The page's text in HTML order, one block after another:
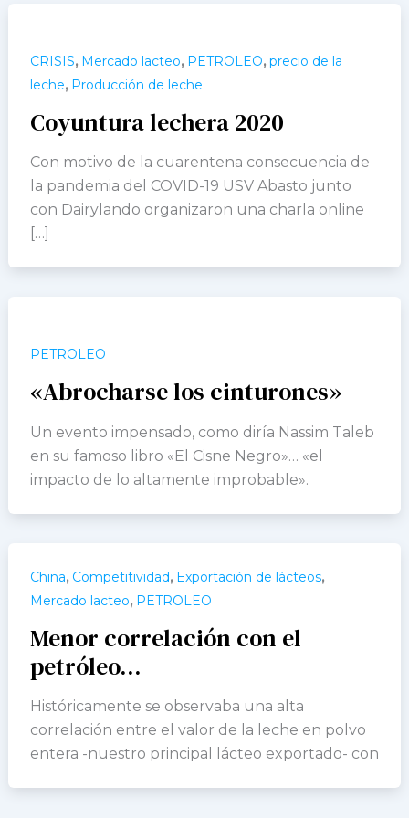
CRISIS, Mercado lacteo, PETROLEO, precio de la
leche, Producción de leche
Coyuntura lechera 2020
Con motivo de la cuarentena consecuencia de
la pandemia del COVID-19 USV Abasto junto
con Dairylando organizaron una charla online
[…]
PETROLEO
«Abrocharse los cinturones»
Un evento impensado, como diría Nassim Taleb
en su famoso libro «El Cisne Negro»… «el
impacto de lo altamente improbable».
China, Competitividad, Exportación de lácteos,
Mercado lacteo, PETROLEO
Menor correlación con el
petróleo…
Históricamente se observaba una alta
correlación entre el valor de la leche en polvo
entera -nuestro principal lácteo exportado- con